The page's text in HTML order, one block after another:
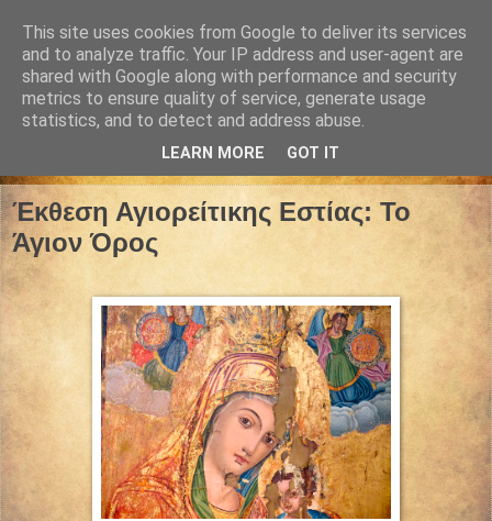
Έκθεση Αγιορείτικης Εστίας: Το
Άγιον Όρος
This site uses cookies from Google to deliver its services
and to analyze traffic. Your IP address and user-agent are
shared with Google along with performance and security
metrics to ensure quality of service, generate usage
statistics, and to detect and address abuse.
LEARN MORE GOT IT